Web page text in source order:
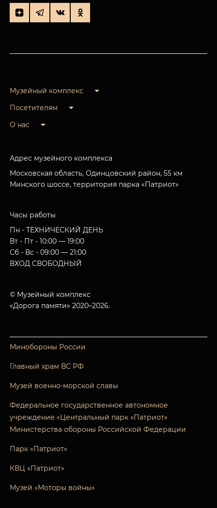
Музейный комплекс
Посетителям
О нас
Адрес музейного комплекса
Московская область, Одинцовский район, 55 км
Минского шоссе, территория парка «Патриот»
Часы работы
Пн - ТЕХНИЧЕСКИЙ ДЕНЬ
Вт - Пт - 10:00 — 19:00
Сб - Вс - 09:00 — 21:00
ВХОД СВОБОДНЫЙ
© Музейный комплекс
«Дорога памяти» 2020–2026.
Минобороны России
Главный храм ВС РФ
Музей военно-морской славы
Федеральное государственное автономное
учреждение «Центральный парк «Патриот»
Министерства обороны Российской Федерации
Парк «Патриот»
КВЦ «Патриот»
Музей «Моторы войны»